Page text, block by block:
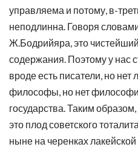
управляема и потому, в-
неподлинна. Говоря
Ж.Бодрийяра, это чистейший
содержания. Поэтому у нас
вроде есть писатели, но нет
философы, но нет
государства. Таким образом,
это плод советского
ныне на черенках